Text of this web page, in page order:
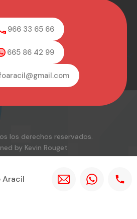
966 33 65 66
665 86 42 99
los derechos reservados.
by Kevin Rouget
Aracil